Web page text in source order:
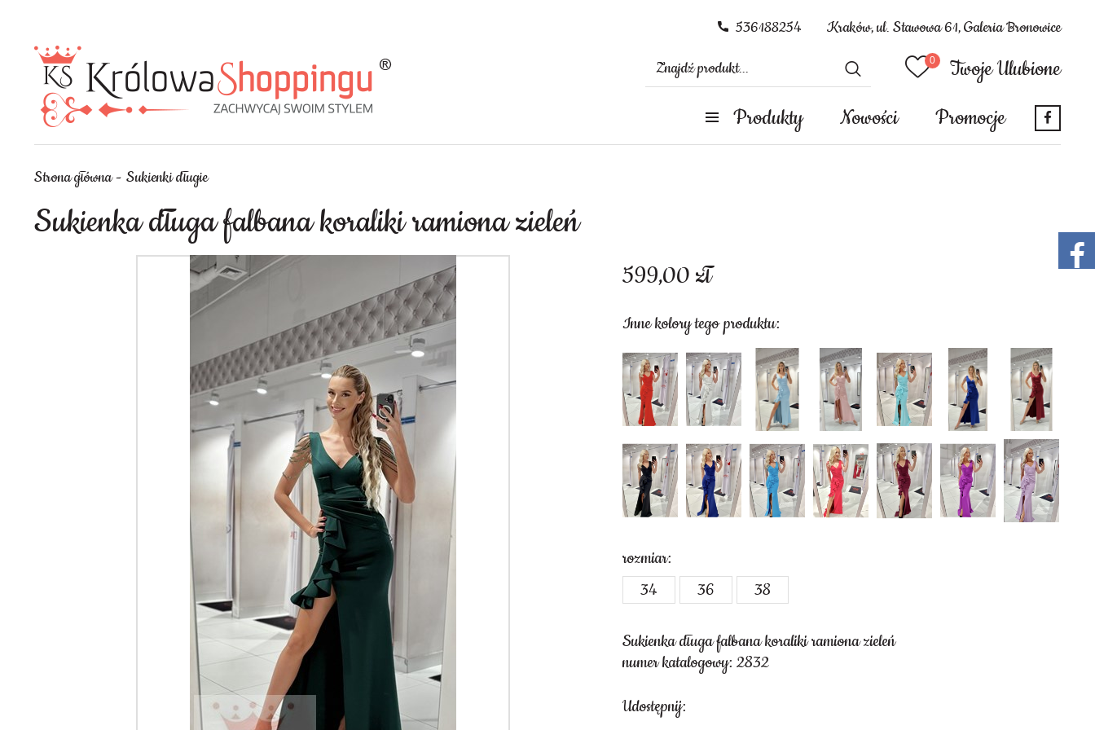
Kraków, ul. Stawowa 61, Galeria Bronowice
536188254
Twoje Ulubione
Produkty
Nowości Promocje
Strona główna Sukienki długie
Sukienka długa falbana koraliki ramiona zieleń
599,00 zł
Inne kolory tego produktu:
rozmiar:
34
36 38
Sukienka długa falbana koraliki ramiona zieleń
numer katalogowy: 2832
Udostępnij: